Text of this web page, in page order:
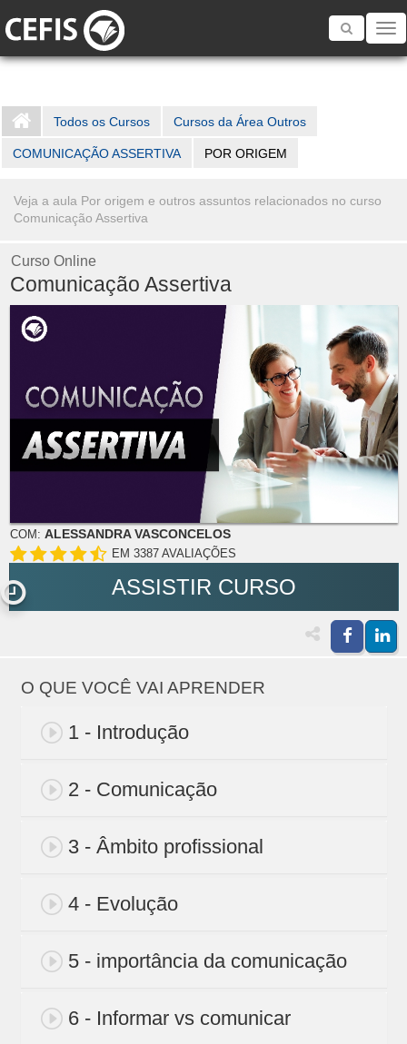
Toggle
Todos os Cursos Cursos da Área Outros
COMUNICAÇÃO ASSERTIVA POR ORIGEM
Veja a aula Por origem e outros assuntos relacionados no curso
Comunicação Assertiva
Curso Online
Comunicação Assertiva
COM: ALESSANDRA VASCONCELOS
EM 3387 AVALIAÇÕES
ASSISTIR CURSO
O QUE VOCÊ VAI APRENDER
1 - Introdução
2 - Comunicação
3 - Âmbito profissional
4 - Evolução
5 - importância da comunicação
6 - Informar vs comunicar